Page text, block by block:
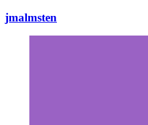
jmalmsten